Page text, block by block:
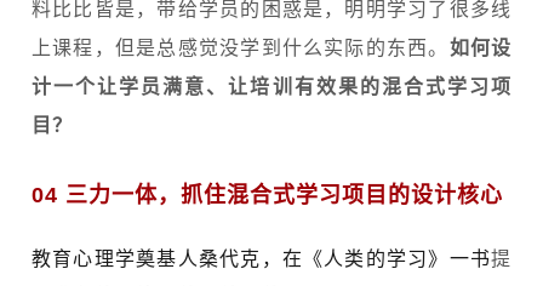
料比比皆是，带给学员的困惑是，明明学习了很多线
上课程，但是总感觉没学到什么实际的东西。 如何设
计一个让学员满意、让培训有效果的混合式学习项
目？
04 三力一体，抓住混合式学习项目的设计核心
教育心理学奠基人桑代克，在《人类的学习》一书提